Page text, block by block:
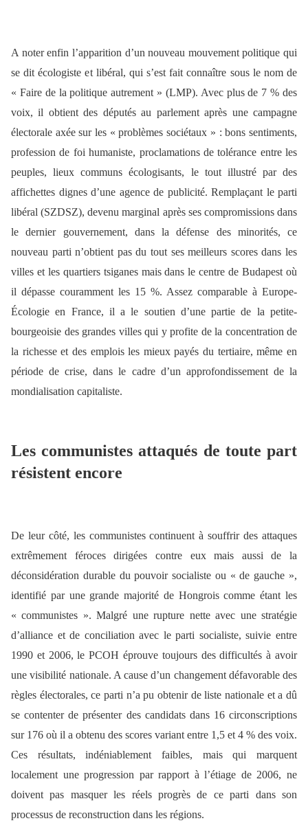
A noter enfin l’apparition d’un nouveau mouvement politique qui
se dit écologiste et libéral, qui s’est fait connaître sous le nom de
« Faire de la politique autrement » (LMP). Avec plus de 7 % des
voix, il obtient des députés au parlement après une campagne
électorale axée sur les « problèmes sociétaux » : bons sentiments,
profession de foi humaniste, proclamations de tolérance entre les
peuples, lieux communs écologisants, le tout illustré par des
affichettes dignes d’une agence de publicité. Remplaçant le parti
libéral (SZDSZ), devenu marginal après ses compromissions dans
le dernier gouvernement, dans la défense des minorités, ce
nouveau parti n’obtient pas du tout ses meilleurs scores dans les
villes et les quartiers tsiganes mais dans le centre de Budapest où
il dépasse couramment les 15 %. Assez comparable à Europe-
Écologie en France, il a le soutien d’une partie de la petite-
bourgeoisie des grandes villes qui y profite de la concentration de
la richesse et des emplois les mieux payés du tertiaire, même en
période de crise, dans le cadre d’un approfondissement de la
mondialisation capitaliste.
Les communistes attaqués de toute part
résistent encore
De leur côté, les communistes continuent à souffrir des attaques
extrêmement féroces dirigées contre eux mais aussi de la
déconsidération durable du pouvoir socialiste ou « de gauche »,
identifié par une grande majorité de Hongrois comme étant les
« communistes ». Malgré une rupture nette avec une stratégie
d’alliance et de conciliation avec le parti socialiste, suivie entre
1990 et 2006, le PCOH éprouve toujours des difficultés à avoir
une visibilité nationale. A cause d’un changement défavorable des
règles électorales, ce parti n’a pu obtenir de liste nationale et a dû
se contenter de présenter des candidats dans 16 circonscriptions
sur 176 où il a obtenu des scores variant entre 1,5 et 4 % des voix.
Ces résultats, indéniablement faibles, mais qui marquent
localement une progression par rapport à l’étiage de 2006, ne
doivent pas masquer les réels progrès de ce parti dans son
processus de reconstruction dans les régions.